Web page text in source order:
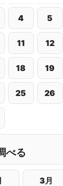
4 5
11 12
18 19
25 26
べる
3月